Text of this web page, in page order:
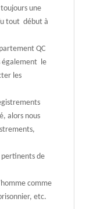
une
tout début à
QC
également le
les
alors nous
pertinents de
comme
etc.